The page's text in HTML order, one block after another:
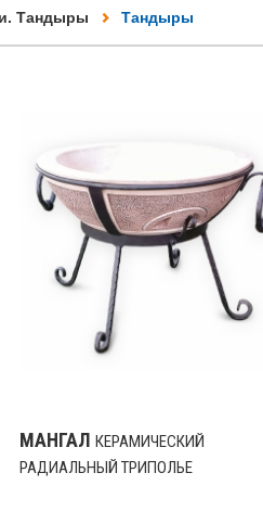
Тандыры Тандыры
МАНГАЛ КЕРАМИЧЕСКИЙ
РАДИАЛЬНЫЙ ТРИПОЛЬЕ